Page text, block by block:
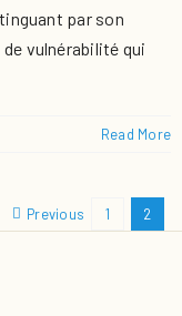
par son
vulnérabilité qui
Read More
Previous 1 2